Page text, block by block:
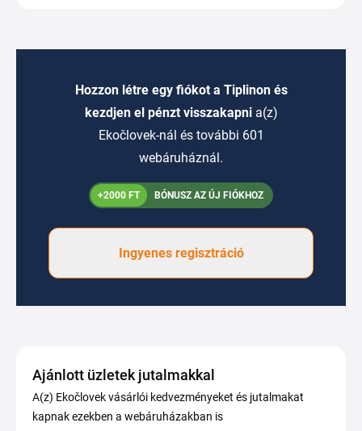
Hozzon létre egy fiókot a Tiplinon és
kezdjen el pénzt visszakapni a(z)
Ekočlovek-nál és további 601
webáruháznál.
+2000 FT BÓNUSZ AZ ÚJ FIÓKHOZ
Ingyenes regisztráció
Ajánlott üzletek jutalmakkal
A(z) Ekočlovek vásárlói kedvezményeket és jutalmakat
kapnak ezekben a webáruházakban is